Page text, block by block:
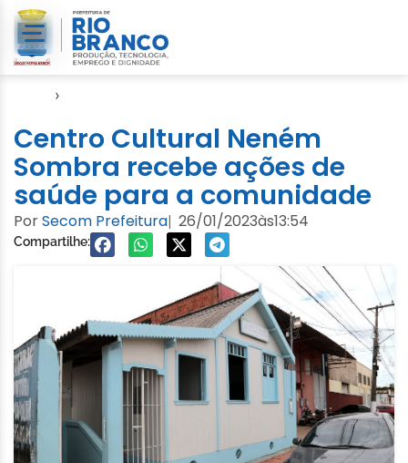
›
Centro Cultural Neném
Sombra recebe ações de
saúde para a comunidade
PorSecom Prefeitura| 26/01/2023às13:54
Compartilhe: